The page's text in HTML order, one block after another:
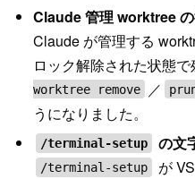
Claude 管理 worktree
Claude が管理する
ロック解除された状態で
worktree remove
／
うになりました。
/terminal-setup の文
/terminal-setup
が